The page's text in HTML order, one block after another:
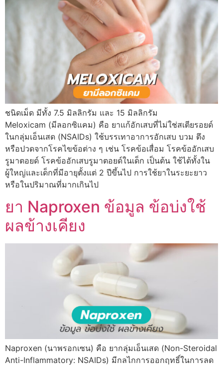
ชนิดเม็ด มีทั้ง 7.5 มิลลิกรัม และ 15 มิลลิกรัม
Meloxicam (มีลอกซิแคม) คือ ยาแก้อักเสบที่ไม่ใช่สเตียรอยด์
ในกลุ่มเอ็นเสด (NSAIDs) ใช้บรรเทาอาการอักเสบ บวม ตึง
หรือปวดจากโรคไขข้อต่าง ๆ เช่น โรคข้อเสื่อม โรคข้ออักเสบ
รูมาตอยด์ โรคข้ออักเสบรูมาตอยด์ในเด็ก เป็นต้น ใช้ได้ทั้งใน
ผู้ใหญ่และเด็กที่มีอายุตั้งแต่ 2 ปีขึ้นไป การใช้ยาในระยะยาว
หรือในปริมาณที่มากเกินไป
ยา Naproxen ข้อมูล ข้อบ่งใช้
ผลข้างเคียง
Naproxen (นาพรอกเซน) คือ ยากลุ่มเอ็นเสด (Non-Steroidal
Anti-Inflammatory: NSAIDs) มีกลไกการออกฤทธิ์ในการลด